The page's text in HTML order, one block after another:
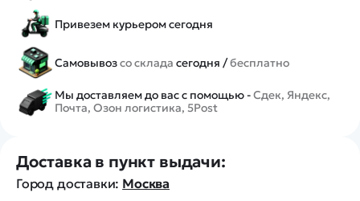
Привезем курьером сегодня
Самовывозсо склада сегодня /бесплатно
Мы доставляем до вас с помощью -Сдек, Яндекс,
Почта, Озон логистика, 5Post
Доставка в пункт выдачи:
Город доставки: Москва